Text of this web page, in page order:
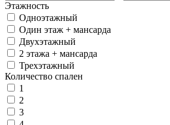
Этажность
Одноэтажный
Один этаж + мансарда
Двухэтажный
2 этажа + мансарда
Трехэтажный
Количество спален
1
2
3